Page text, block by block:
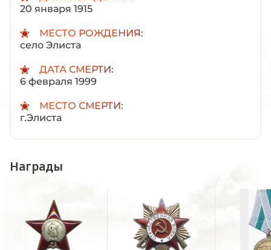
20 января 1915
МЕСТО РОЖДЕНИЯ:
село Элиста
ДАТА СМЕРТИ:
6 февраля 1999
МЕСТО СМЕРТИ:
г.Элиста
Награды